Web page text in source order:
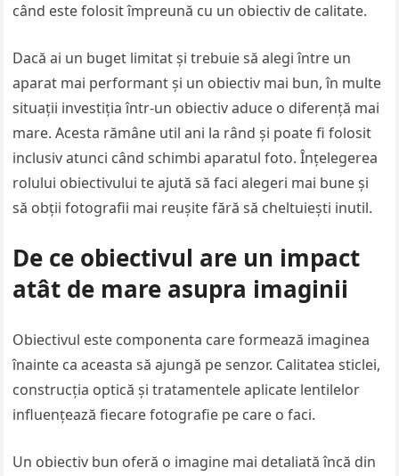
când este folosit împreună cu un obiectiv de calitate.
Dacă ai un buget limitat și trebuie să alegi între un
aparat mai performant și un obiectiv mai bun, în multe
situații investiția într-un obiectiv aduce o diferență mai
mare. Acesta rămâne util ani la rând și poate fi folosit
inclusiv atunci când schimbi aparatul foto. Înțelegerea
rolului obiectivului te ajută să faci alegeri mai bune și
să obții fotografii mai reușite fără să cheltuiești inutil.
De ce obiectivul are un impact
atât de mare asupra imaginii
Obiectivul este componenta care formează imaginea
înainte ca aceasta să ajungă pe senzor. Calitatea sticlei,
construcția optică și tratamentele aplicate lentilelor
influențează fiecare fotografie pe care o faci.
Un obiectiv bun oferă o imagine mai detaliată încă din